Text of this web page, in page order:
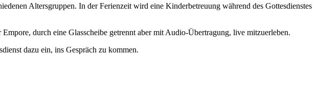
Altersgruppen. In der Ferienzeit wird eine Kinderbetreuung während des Gottesdienstes
durch eine Glasscheibe getrennt aber mit Audio-Übertragung, live mitzuerleben.
dazu ein, ins Gespräch zu kommen.